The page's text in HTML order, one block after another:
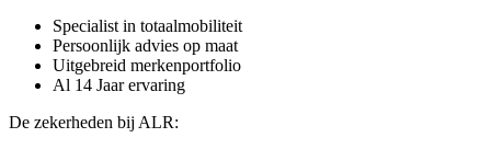
Specialist in totaalmobiliteit
Persoonlijk advies op maat
Uitgebreid merkenportfolio
Al 14 Jaar ervaring
De zekerheden bij ALR: